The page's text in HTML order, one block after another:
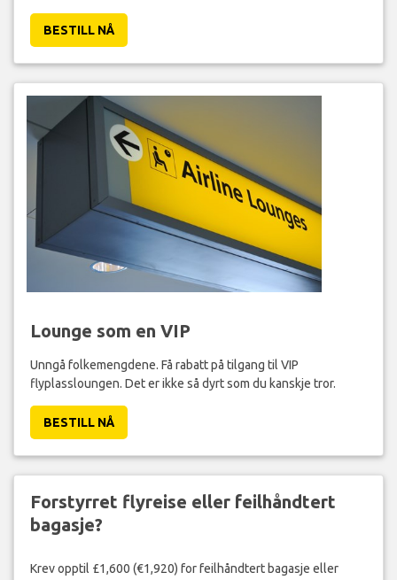
BESTILL NÅ
Lounge som en VIP
Unngå folkemengdene. Få rabatt på tilgang til VIP
flyplassloungen. Det er ikke så dyrt som du kanskje tror.
BESTILL NÅ
Forstyrret flyreise eller feilhåndtert
bagasje?
Krev opptil £1,600 (€1,920) for feilhåndtert bagasje eller